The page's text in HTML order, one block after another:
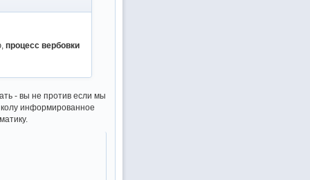
процесс вербовки
- вы не против если мы
информированное